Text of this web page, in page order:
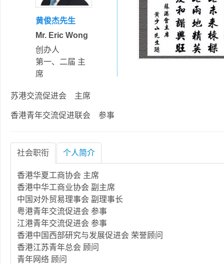
黄俊杰先生
Mr. Eric Wong
创办人
第一、二届 主
席
苏港交流促进会 主席
香港青年交流促进联会 参事
社会职衔 个人简介
香港华夏工商协会 主席
香港中华工商业协会 副主席
中国对外贸易理事会 副理事长
粤港青年交流促进会 参事
江港青年交流促进会 参事
香港中国西部研究与发展促进会 荣誉顾问
香港江苏青年总会 顾问
青年网络 顾问